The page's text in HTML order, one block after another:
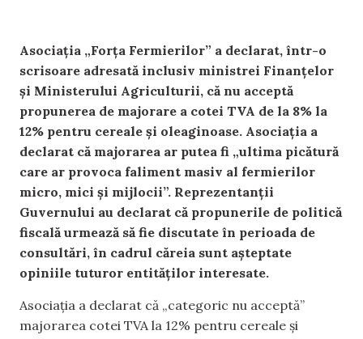
Asociația „Forța Fermierilor” a declarat, într-o
scrisoare adresată inclusiv ministrei Finanțelor
și Ministerului Agriculturii, că nu acceptă
propunerea de majorare a cotei TVA de la 8% la
12% pentru cereale și oleaginoase. Asociația a
declarat că majorarea ar putea fi „ultima picătură
care ar provoca faliment masiv al fermierilor
micro, mici și mijlocii”. Reprezentanții
Guvernului au declarat că propunerile de politică
fiscală urmează să fie discutate în perioada de
consultări, în cadrul căreia sunt așteptate
opiniile tuturor entităților interesate.
Asociația a declarat că „categoric nu acceptă”
majorarea cotei TVA la 12% pentru cereale și